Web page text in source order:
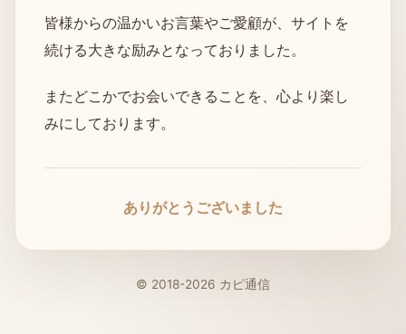
皆様からの温かいお言葉やご愛顧が、サイトを
続ける大きな励みとなっておりました。
またどこかでお会いできることを、心より楽し
みにしております。
ありがとうございました
© 2018-2026 カピ通信